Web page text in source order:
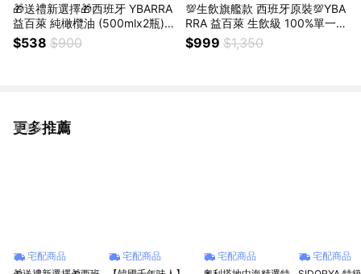
🎁送禮新選擇🎁西班牙 YBARRA
益百萊 純橄欖油 (500mlx2瓶)｜
獅子座生日快樂｜生日禮物｜送
禮｜禮盒｜父親節｜中元節
$538 $900
💯生飲旗艦款 西班牙原裝💯YBA
RRA 益百萊 生飲級 100%單一品
種特級冷壓初榨橄欖油500ml x
3瓶｜獅子座生日快樂｜生日禮
$999 $1,350
更多推薦
看更多
宅配商品
宅配商品
宅配商品
宅配商品